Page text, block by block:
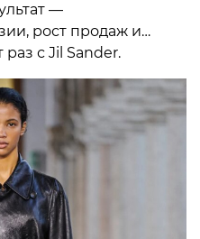
—
рост продаж и…
раз с Jil Sander.